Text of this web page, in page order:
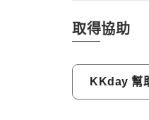
取得協助
KKday 幫